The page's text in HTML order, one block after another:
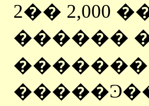
2�� 2,000
������
�������